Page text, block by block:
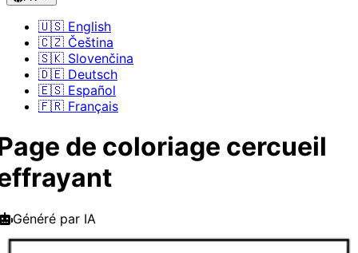
🇺🇸 English
🇨🇿 Čeština
🇸🇰 Slovenčina
🇩🇪 Deutsch
🇪🇸 Español
🇫🇷 Français
de coloriage cercueil
Généré par IA